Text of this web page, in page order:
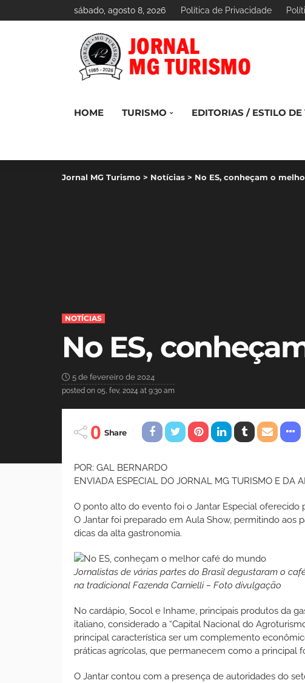
sábado, agosto 8, 2026 Política de Privacidade
HOME TURISMO EDITORIAS / ESTILO
Jornal MG Turismo > Notícias > No ES, conheçam o
NOTÍCIAS
No ES,
5 de fevereiro de 2024
posted on 05, fev, 2024 at 9:30 am
0 Share
POR: GAL BERNARDO
ENVIADA ESPECIAL DO JORNAL MG TURISMO E DA
O ponto alto do evento foi o Jantar Especial oferecido
O Jantar foi preparado em Aula Show, permitindo aos
dicas da alta gastronomia.
Jornalistas de várias partes do Brasil degustaram o
na tradicional Fazenda Carnielli – Foto divulgação
No cardápio, Socol e Inhame, principais produtos da
italiano, considerado a “Capital Nacional do
principal característica ser um complemento
práticas agrícolas, que permanecem como a principal
O Jantar contou com a presença de autoridades do